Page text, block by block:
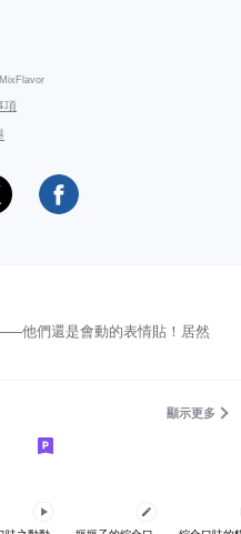
項
他們還是會動的表情貼！居然
顯示更多